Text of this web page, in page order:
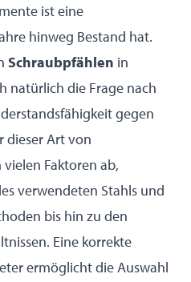
ist eine
hinweg Bestand hat.
Schraubpfählen in
natürlich die Frage nach
gegen
dieser Art von
Faktoren ab,
verwendeten Stahls und
bis hin zu den
Eine korrekte
ermöglicht die Auswahl